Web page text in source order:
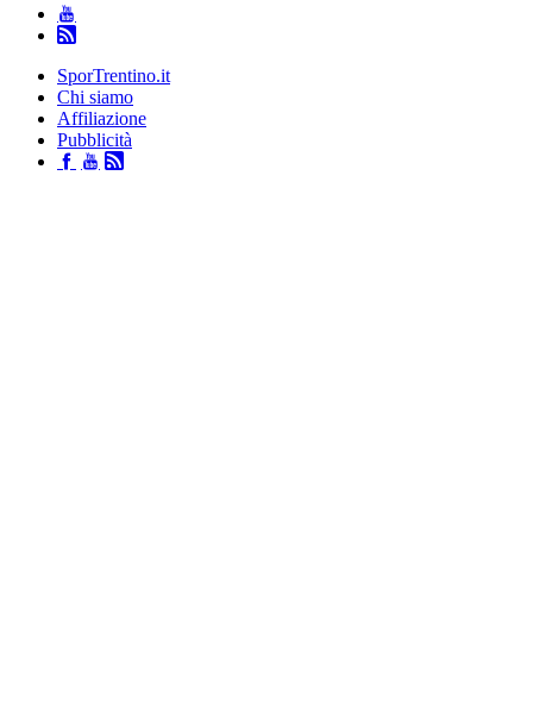
SporTrentino.it
Chi siamo
Affiliazione
Pubblicità